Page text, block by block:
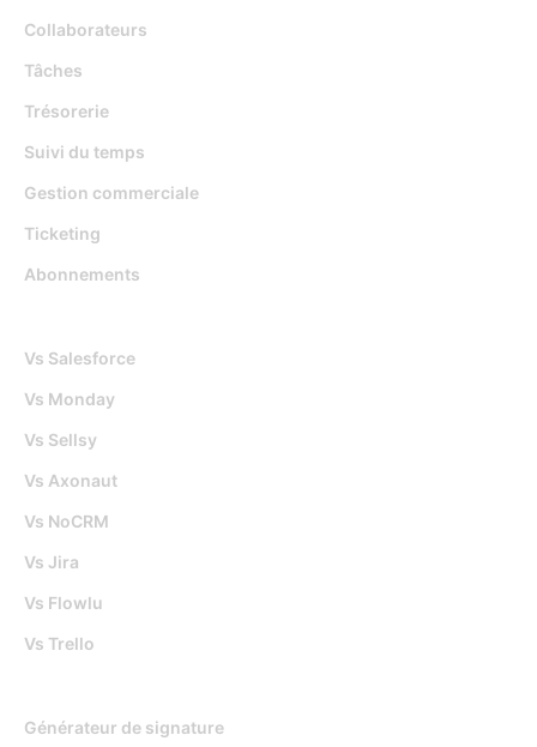
Collaborateurs
Tâches
Trésorerie
Suivi du temps
Gestion commerciale
Ticketing
Abonnements
Vs Salesforce
Vs Monday
Vs Sellsy
Vs Axonaut
Vs NoCRM
Vs Jira
Vs Flowlu
Vs Trello
Générateur de signature